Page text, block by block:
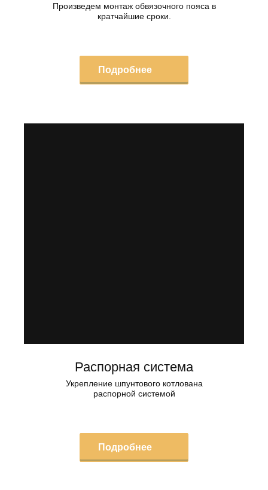
Произведем монтаж обвязочного пояса в
кратчайшие сроки.
Подробнее
Распорная система
Укрепление шпунтового котлована
распорной системой
Подробнее